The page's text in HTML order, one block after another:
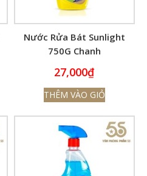
Nước Rửa Bát Sunlight
750G Chanh
27,000₫
THÊM VÀO GIỎ